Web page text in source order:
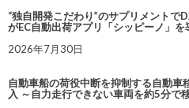
“独自開発こだわり”のサプリメントで
がEC自動出荷アプリ「シッピーノ」を
2026年7月30日
自動車船の荷役中断を抑制する自動車
入 ～自力走行できない車両を約5分で